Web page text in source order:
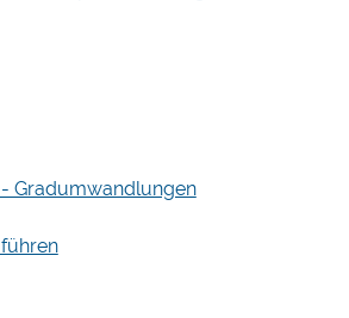
Gradumwandlungen